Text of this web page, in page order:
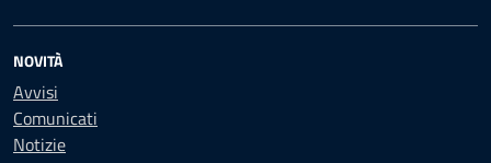
NOVITÀ
Avvisi
Comunicati
Notizie